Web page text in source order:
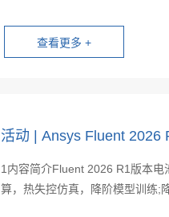
活动 | Ansys Fluent 2026
1内容简介Fluent 2026 R1版本
算，热失控仿真，降阶模型训练;